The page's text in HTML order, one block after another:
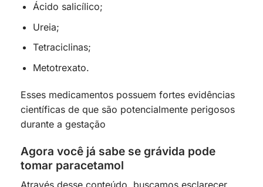
Ácido salicílico;
Ureia;
Tetraciclinas;
Metotrexato.
Esses medicamentos possuem fortes evidências
científicas de que são potencialmente perigosos
durante a gestação
Agora você já sabe se grávida pode
tomar paracetamol